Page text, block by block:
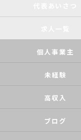
個人事業主
未経験
高収入
ブログ